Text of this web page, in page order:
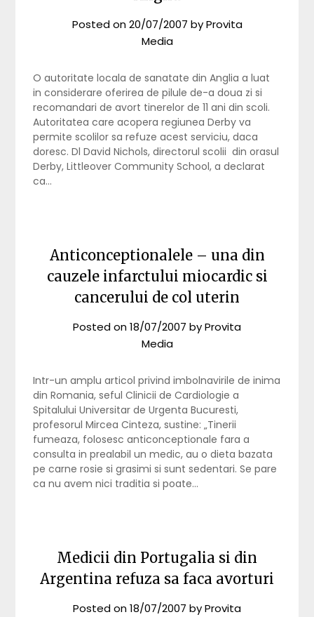
Posted on20/07/2007 byProvita
Media
O autoritate locala de sanatate din Anglia a luat
in considerare oferirea de pilule de-a doua zi si
recomandari de avort tinerelor de 11 ani din scoli.
Autoritatea care acopera regiunea Derby va
permite scolilor sa refuze acest serviciu, daca
doresc. Dl David Nichols, directorul scolii din orasul
Derby, Littleover Community School, a declarat
ca…
Anticonceptionalele – una din
cauzele infarctului miocardic si
cancerului de col uterin
Posted on18/07/2007 byProvita
Media
Intr-un amplu articol privind imbolnavirile de inima
din Romania, seful Clinicii de Cardiologie a
Spitalului Universitar de Urgenta Bucuresti,
profesorul Mircea Cinteza, sustine: „Tinerii
fumeaza, folosesc anticonceptionale fara a
consulta in prealabil un medic, au o dieta bazata
pe carne rosie si grasimi si sunt sedentari. Se pare
ca nu avem nici traditia si poate…
Medicii din Portugalia si din
Argentina refuza sa faca avorturi
Posted on18/07/2007 byProvita